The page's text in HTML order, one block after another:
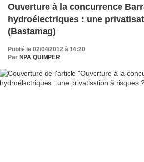
Ouverture à la concurrence
hydroélectriques : une
(Bastamag)
Publié le 02/04/2012 à 14:20
Par NPA QUIMPER